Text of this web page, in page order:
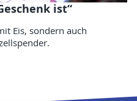
ist“
Eis, sondern auch